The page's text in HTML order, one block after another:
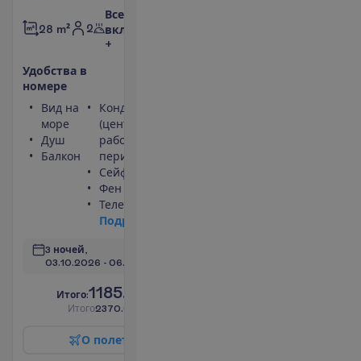
28 m² 2
Все
включено
+
Удобства в
номере
Вид на
море
Душ
Балкон
Кондиционер
(центральный,
работает
периодически)
Сейф
Фен
Телевизор
Подр
3 ночей,
03.10.2026 - 06.10.2026
И того:1185.00
Итого2370.00
О полет